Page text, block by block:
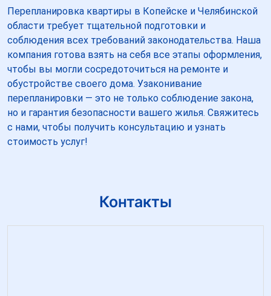
Перепланировка квартиры в Копейске и Челябинской
области требует тщательной подготовки и
соблюдения всех требований законодательства. Наша
компания готова взять на себя все этапы оформления,
чтобы вы могли сосредоточиться на ремонте и
обустройстве своего дома. Узаконивание
перепланировки — это не только соблюдение закона,
но и гарантия безопасности вашего жилья. Свяжитесь
с нами, чтобы получить консультацию и узнать
стоимость услуг!
Контакты